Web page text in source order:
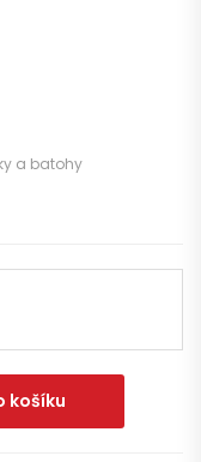
a batohy
košíku